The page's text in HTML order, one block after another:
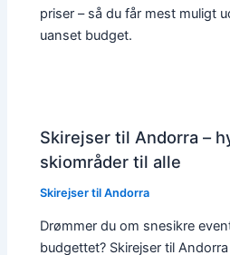
priser – så du får mest muligt
uanset budget.
Skirejser til Andorra –
skiområder til alle
Skirejser til Andorra
Drømmer du om snesikre
budgettet? Skirejser til